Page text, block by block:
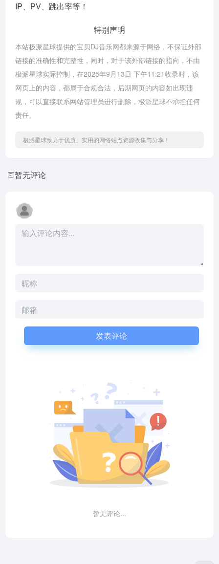
IP、PV、跳出率等！
特别声明
本站极派星球提供的宝贝DJ音乐网都来源于网络，不保证外部
链接的准确性和完整性，同时，对于该外部链接的指向，不由
极派星球实际控制，在2025年9月13日 下午11:21收录时，该
网页上的内容，都属于合规合法，后期网页的内容如出现违
规，可以直接联系网站管理员进行删除，极派星球不承担任何
责任。
极派星球致力于优质、实用的网络站点资源收集与分享！
暂无评论
发表评论
暂无评论...